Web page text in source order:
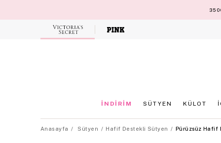
Victoria's
Secret
İNDİRİM SÜTYEN KÜLOT
Anasayfa Sütyen Hafif Destekli Sütyen Pürüzsüz Hafif